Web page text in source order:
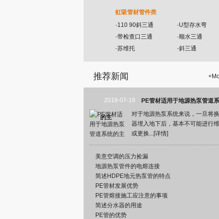
虹吸管材管件类
-110 90斜三通 -U型存水弯
-带检查口三通 -顺水三通
-苏维托 -斜三通
+
推荐新闻
2018-07-18 PE管材适用于地源热泵管道
的主
对于地源热泵系统来说，一旦将
器埋入地下后，基本不可能进行
或更换...[详情]
美意空调的压力捡漏
地源热泵管件的电熔连接
简述HDPE地元热泵管的特点
PE管材发展优势
PE管熔接施工应注意的事项
简述分水器的用途
PE管的优势